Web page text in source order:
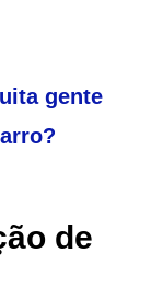
gente
de